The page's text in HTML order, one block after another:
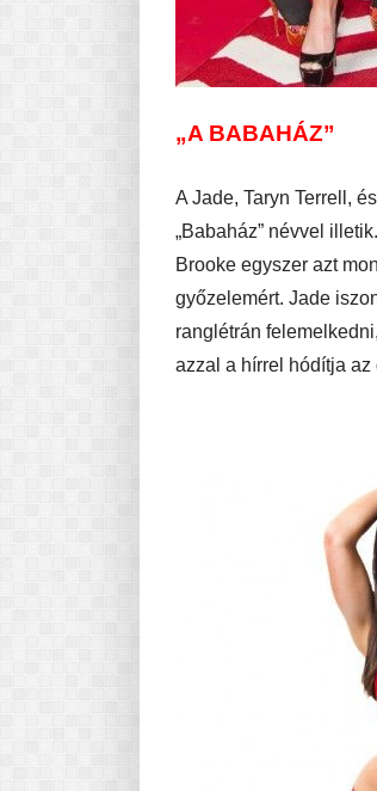
„A BABAHÁZ”
A Jade, Taryn Terrell,
„Babaház” névvel
Brooke egyszer azt
győzelemért. Jade
ranglétrán
azzal a hírrel hódítja